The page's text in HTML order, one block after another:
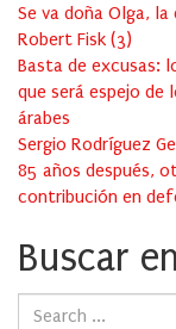
Se va doña Olga, la
Robert Fisk (3)
Basta de excusas:
que será espejo de
árabes
Sergio Rodríguez
85 años después,
contribución en
Buscar